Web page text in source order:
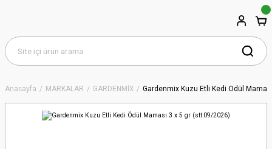
Anasayfa MARKALAR GARDENMİX Gardenmix Kuzu Etli Kedi Ödül